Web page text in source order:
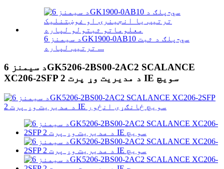
د سیمنز 6GK1900-0AB10 سي-پلګ د ثبت
ترتیب لپاره ...
د سیمنز 6GK5206-2BS00-2AC2 SCALANCE
XC206-2SFP د مدیریت وړ پرت 2 IE سویچ